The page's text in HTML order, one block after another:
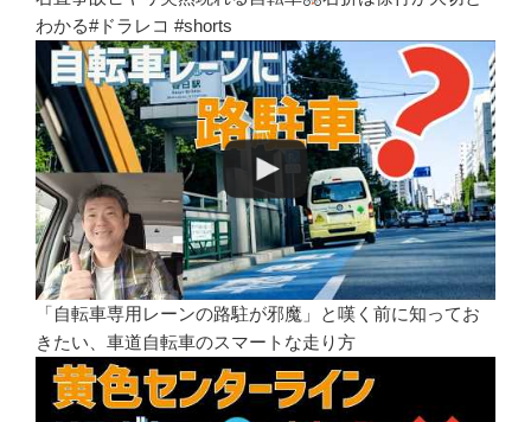
わかる#ドラレコ #shorts
「自転車専用レーンの路駐が邪魔」と嘆く前に知ってお
きたい、車道自転車のスマートな走り方